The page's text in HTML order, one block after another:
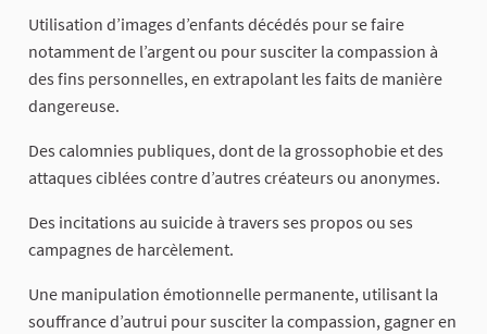
Utilisation d’images d’enfants décédés pour se faire
notamment de l’argent ou pour susciter la compassion à
des fins personnelles, en extrapolant les faits de manière
dangereuse.
Des calomnies publiques, dont de la grossophobie et des
attaques ciblées contre d’autres créateurs ou anonymes.
Des incitations au suicide à travers ses propos ou ses
campagnes de harcèlement.
Une manipulation émotionnelle permanente, utilisant la
souffrance d’autrui pour susciter la compassion, gagner en